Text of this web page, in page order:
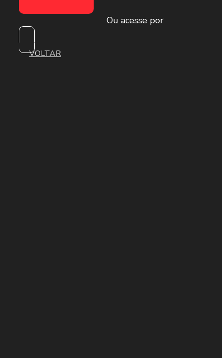
Ou acesse por
VOLTAR